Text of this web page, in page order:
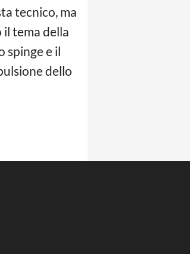
tecnico, ma
il tema della
spinge e il
dello